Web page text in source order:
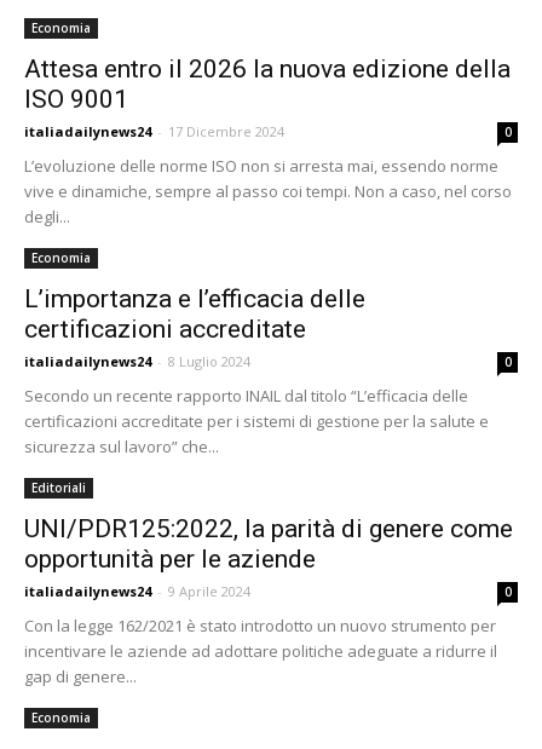
Economia
Attesa entro il 2026 la nuova edizione della
ISO 9001
italiadailynews24 - 17 Dicembre 2024 0
L’evoluzione delle norme ISO non si arresta mai, essendo norme
vive e dinamiche, sempre al passo coi tempi. Non a caso, nel corso
degli...
Economia
L’importanza e l’efficacia delle
certificazioni accreditate
italiadailynews24 - 8 Luglio 2024 0
Secondo un recente rapporto INAIL dal titolo “L’efficacia delle
certificazioni accreditate per i sistemi di gestione per la salute e
sicurezza sul lavoro” che...
Editoriali
UNI/PDR125:2022, la parità di genere come
opportunità per le aziende
italiadailynews24 - 9 Aprile 2024 0
Con la legge 162/2021 è stato introdotto un nuovo strumento per
incentivare le aziende ad adottare politiche adeguate a ridurre il
gap di genere...
Economia